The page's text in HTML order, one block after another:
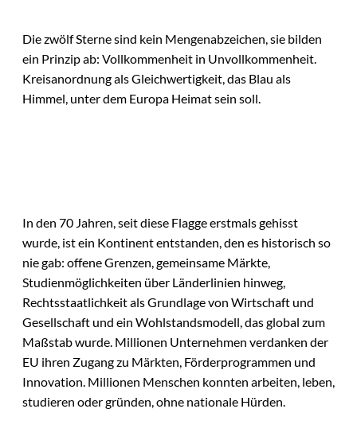
Die zwölf Sterne sind kein Mengenabzeichen, sie bilden
ein Prinzip ab: Vollkommenheit in Unvollkommenheit.
Kreisanordnung als Gleichwertigkeit, das Blau als
Himmel, unter dem Europa Heimat sein soll.
In den 70 Jahren, seit diese Flagge erstmals gehisst
wurde, ist ein Kontinent entstanden, den es historisch so
nie gab: offene Grenzen, gemeinsame Märkte,
Studienmöglichkeiten über Länderlinien hinweg,
Rechtsstaatlichkeit als Grundlage von Wirtschaft und
Gesellschaft und ein Wohlstandsmodell, das global zum
Maßstab wurde. Millionen Unternehmen verdanken der
EU ihren Zugang zu Märkten, Förderprogrammen und
Innovation. Millionen Menschen konnten arbeiten, leben,
studieren oder gründen, ohne nationale Hürden.